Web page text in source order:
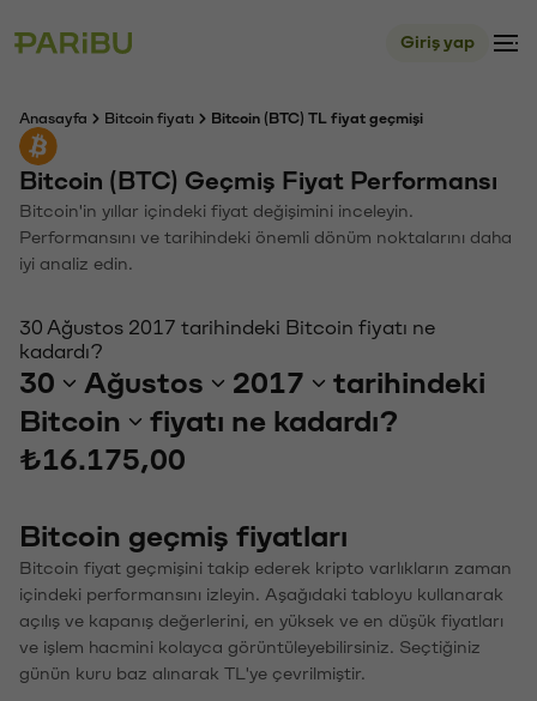
Giriş yap
Anasayfa Bitcoin fiyatı Bitcoin (BTC) TL fiyat geçmişi
Bitcoin (BTC) Geçmiş Fiyat Performansı
Bitcoin'in yıllar içindeki fiyat değişimini inceleyin.
Performansını ve tarihindeki önemli dönüm noktalarını daha
iyi analiz edin.
30 Ağustos 2017 tarihindeki Bitcoin fiyatı ne
kadardı?
30 Ağustos 2017
tarihindeki
Bitcoin
fiyatı ne kadardı?
₺16.175,00
Bitcoin geçmiş fiyatları
Bitcoin fiyat geçmişini takip ederek kripto varlıkların zaman
içindeki performansını izleyin. Aşağıdaki tabloyu kullanarak
açılış ve kapanış değerlerini, en yüksek ve en düşük fiyatları
ve işlem hacmini kolayca görüntüleyebilirsiniz. Seçtiğiniz
günün kuru baz alınarak TL'ye çevrilmiştir.